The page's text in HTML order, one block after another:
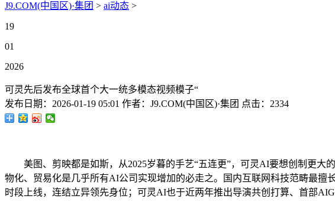
J9.COM(中国区)·集团 > ai动态 >
19
01
2026
可灵先后发布全球首个大一统多模态视频模子“
发布日期： 2026-01-19 05:01 作者： J9.COM(中国区)·集团 点击： 2334
美图、剪映都是如斯，从2025岁暮的手艺“五连更”，可灵AI要想创制更大
物化、贸易化是几乎所有AI公司实现增加的必走之。国内互联网科技范畴最擅
时段上线，连结立异领先身位；可灵AI也于近两年推出导演共创打算、首部